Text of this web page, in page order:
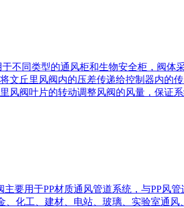
不同类型的通风柜和生物安全柜，阀体
文丘里风阀内的压差传递给控制器内的
风阀叶片的转动调整风阀的风量，保证系
主要用于PP材质通风管道系统，与PP风
、化工、建材、电站、玻璃、实验室通